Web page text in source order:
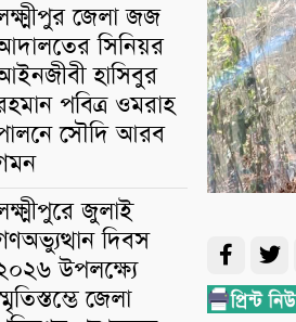
জেলা জজ
সিনিয়র
হাসিবুর
পবিত্র ওমরাহ
সৌদি আরব
জুলাই
দিবস
উপলক্ষ্যে
জেলা